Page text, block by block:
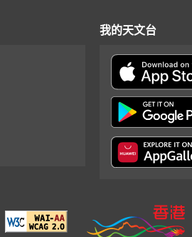
我的天文台